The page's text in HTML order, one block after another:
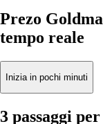
Prezo
tempo reale
Inizia in pochi minuti
3 passaggi